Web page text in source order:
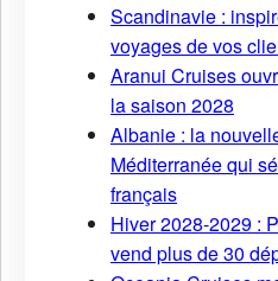
Scandinavie :
voyages de vos
Aranui Cruises
la saison 2028
Albanie : la
Méditerranée qui
français
Hiver 2028-2029 :
vend plus de 30